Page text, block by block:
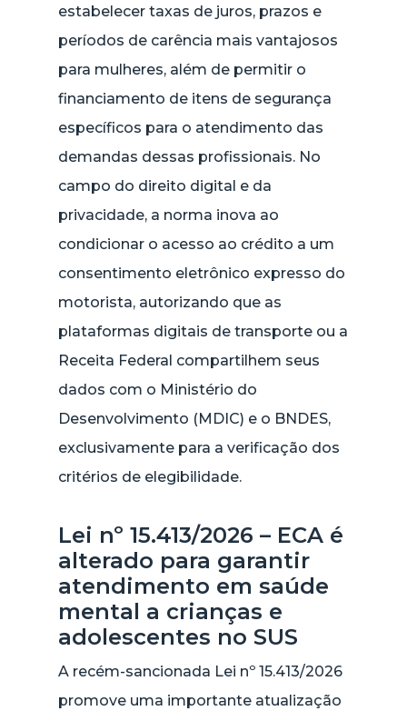
estabelecer taxas de juros, prazos e
períodos de carência mais vantajosos
para mulheres, além de permitir o
financiamento de itens de segurança
específicos para o atendimento das
demandas dessas profissionais. No
campo do direito digital e da
privacidade, a norma inova ao
condicionar o acesso ao crédito a um
consentimento eletrônico expresso do
motorista, autorizando que as
plataformas digitais de transporte ou a
Receita Federal compartilhem seus
dados com o Ministério do
Desenvolvimento (MDIC) e o BNDES,
exclusivamente para a verificação dos
critérios de elegibilidade.
Lei nº 15.413/2026 – ECA é
alterado para garantir
atendimento em saúde
mental a crianças e
adolescentes no SUS
A recém-sancionada Lei nº 15.413/2026
promove uma importante atualização